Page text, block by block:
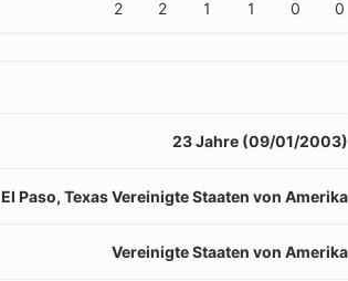
2 2 1 1 0 0
23 Jahre (09/01/2003)
El Paso, Texas Vereinigte Staaten von Amerika
Vereinigte Staaten von Amerika